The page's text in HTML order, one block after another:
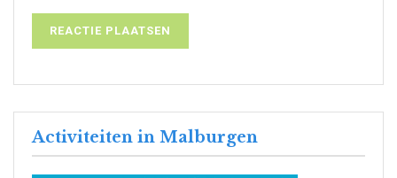
Activiteiten in Malburgen